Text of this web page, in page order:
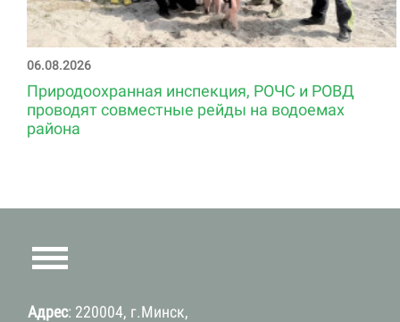
06.08.2026
Природоохранная инспекция, РОЧС и РОВД
проводят совместные рейды на водоемах
района
Адрес: 220004, г.Минск,